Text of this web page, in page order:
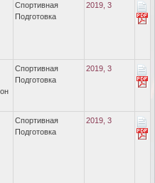
Спортивная
Подготовка
2019, 3
Спортивная
Подготовка
2019, 3
Спортивная
Подготовка
2019, 3